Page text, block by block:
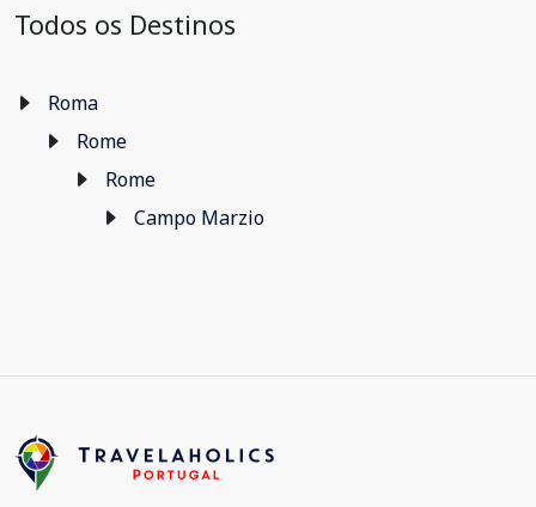
Todos os Destinos
Roma
Rome
Rome
Campo Marzio